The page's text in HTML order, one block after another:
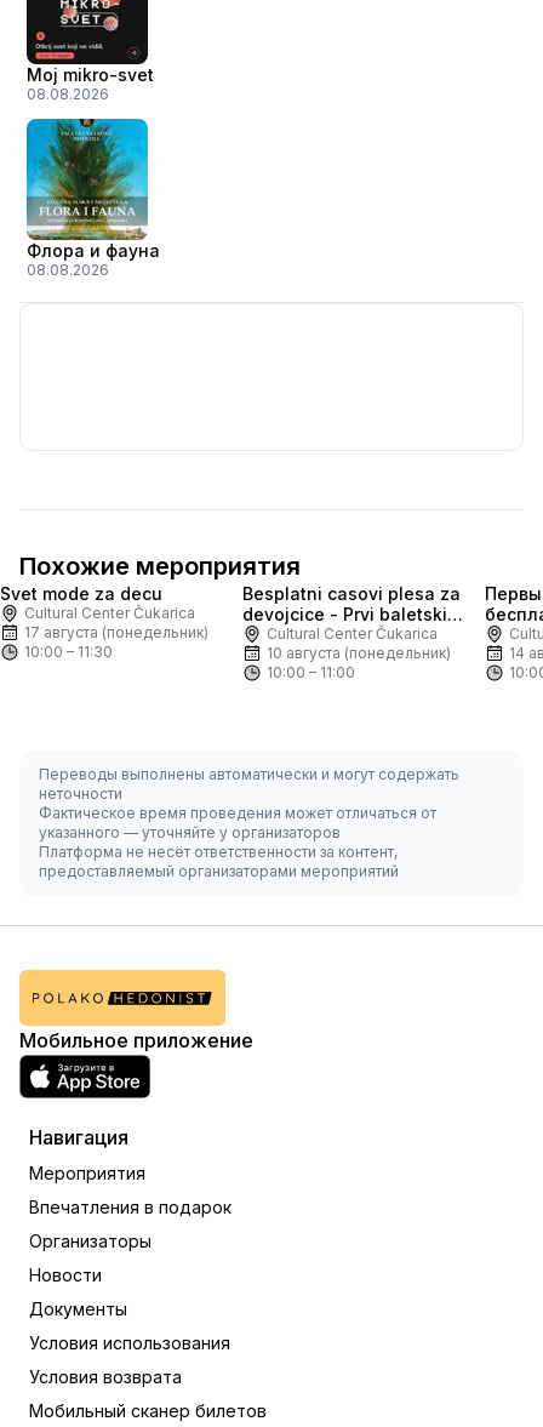
Moj mikro-svet
08.08.2026
Флора и фауна
08.08.2026
Похожие мероприятия
Бесплатно
Svet mode za decu
Cultural Center Čukarica
17 августа (понедельник)
10:00 – 11:30
Бесплатно
Скоро
Besplatni casovi plesa za
devojcice - Prvi baletski
koraciCultural Center Čukarica
10 августа (понедельник)
10:00 – 11:00
14
Переводы выполнены автоматически и могут содержать
неточности
Фактическое время проведения может отличаться от
указанного — уточняйте у организаторов
Платформа не несёт ответственности за контент,
предоставляемый организаторами мероприятий
Мобильное приложение
Навигация
Мероприятия
Впечатления в подарок
Организаторы
Новости
Документы
Условия использования
Условия возврата
Мобильный сканер билетов